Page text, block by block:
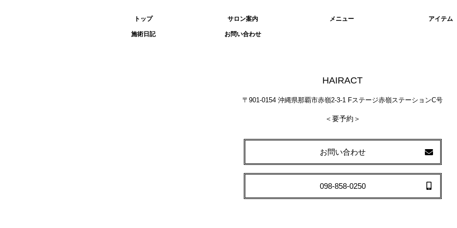
トップ サロン案内 メニュー アイテム
施術日記 お問い合わせ
HAIRACT
〒901-0154 沖縄県那覇市赤嶺2-3-1 Fステージ赤嶺ステーションC号
＜要予約＞
お問い合わせ
098-858-0250